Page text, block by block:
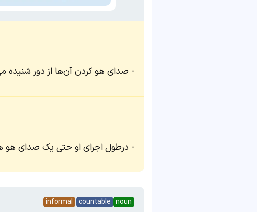
صدای هو کردن آن‌ها از دور شنیده
درطول اجرای او حتی یک صدای هو
noun
countable
informal